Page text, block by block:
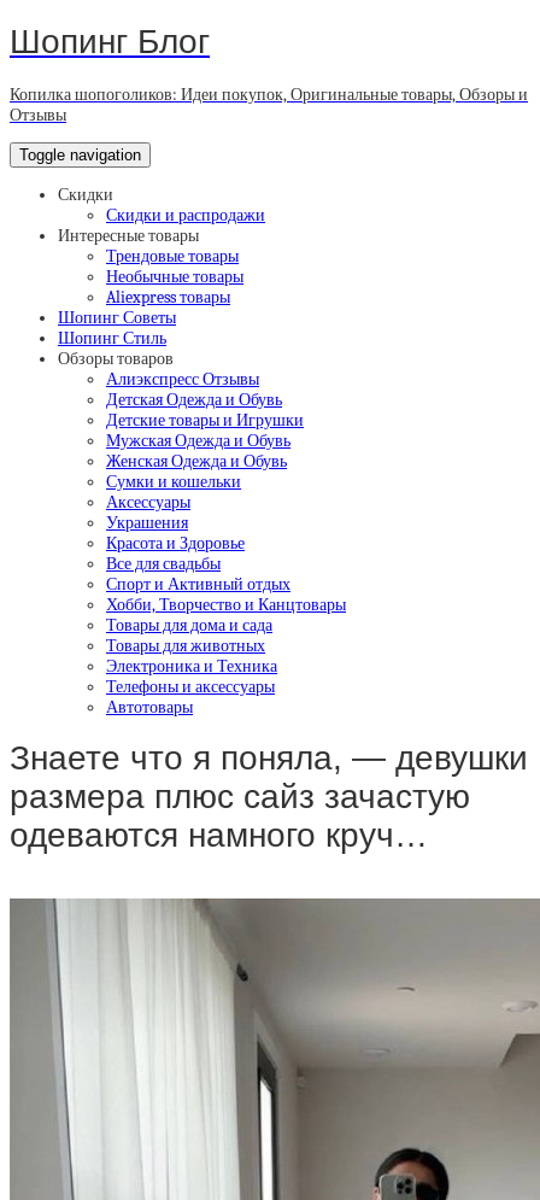
Шопинг Блог
Копилка шопоголиков: Идеи покупок, Оригинальные товары, Обзоры и
Отзывы
Toggle navigation
Скидки
Скидки и распродажи
Интересные товары
Трендовые товары
Необычные товары
Aliexpress товары
Шопинг Советы
Шопинг Стиль
Обзоры товаров
Алиэкспресс Отзывы
Детская Одежда и Обувь
Детские товары и Игрушки
Мужская Одежда и Обувь
Женская Одежда и Обувь
Сумки и кошельки
Аксессуары
Украшения
Красота и Здоровье
Все для свадьбы
Спорт и Активный отдых
Хобби, Творчество и Канцтовары
Товары для дома и сада
Товары для животных
Электроника и Техника
Телефоны и аксессуары
Автотовары
Знаете что я поняла, — девушки
размера плюс сайз зачастую
одеваются намного круч…